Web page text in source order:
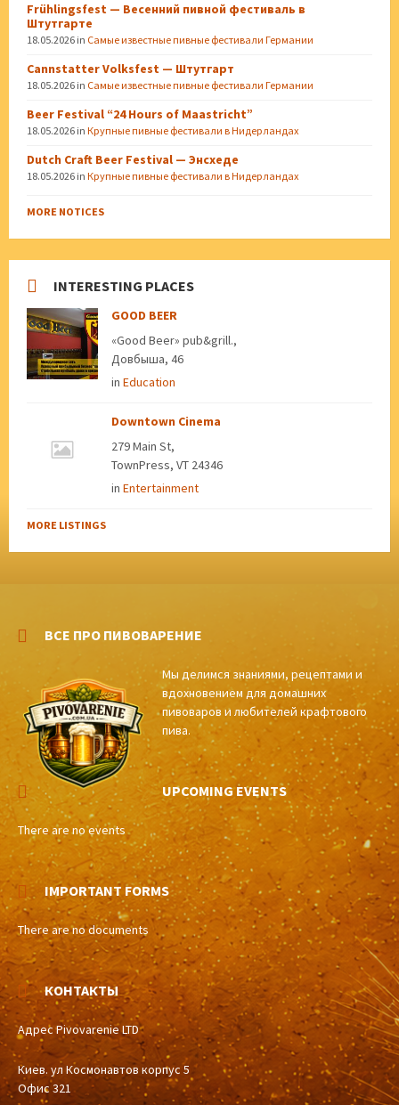
Frühlingsfest — Весенний пивной фестиваль в
Штутгарте
18.05.2026 in Самые известные пивные фестивали Германии
Cannstatter Volksfest — Штутгарт
18.05.2026 in Самые известные пивные фестивали Германии
Beer Festival “24 Hours of Maastricht”
18.05.2026 in Крупные пивные фестивали в Нидерландах
Dutch Craft Beer Festival — Энсхеде
18.05.2026 in Крупные пивные фестивали в Нидерландах
MORE NOTICES
INTERESTING PLACES
GOOD BEER
«Good Beer» pub&grill.,
Довбыша, 46
in Education
Downtown Cinema
279 Main St,
TownPress, VT 24346
in Entertainment
MORE LISTINGS
ВСЕ ПРО ПИВОВАРЕНИЕ
Мы делимся знаниями, рецептами и
вдохновением для домашних
пивоваров и любителей крафтового
пива.
UPCOMING EVENTS
There are no events
IMPORTANT FORMS
There are no documents
КОНТАКТЫ
Адрес Pivovarenie LTD
Киев. ул Космонавтов корпус 5
Офис 321